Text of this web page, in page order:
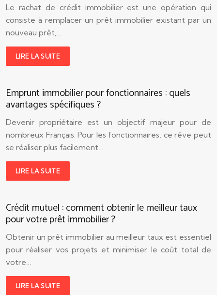
Le rachat de crédit immobilier est une opération qui
consiste à remplacer un prêt immobilier existant par un
nouveau prêt,…
LIRE LA SUITE
Emprunt immobilier pour fonctionnaires : quels
avantages spécifiques ?
Devenir propriétaire est un objectif majeur pour de
nombreux Français. Pour les fonctionnaires, ce rêve peut
se réaliser plus facilement…
LIRE LA SUITE
Crédit mutuel : comment obtenir le meilleur taux
pour votre prêt immobilier ?
Obtenir un prêt immobilier au meilleur taux est essentiel
pour réaliser vos projets et minimiser le coût total de
votre…
LIRE LA SUITE